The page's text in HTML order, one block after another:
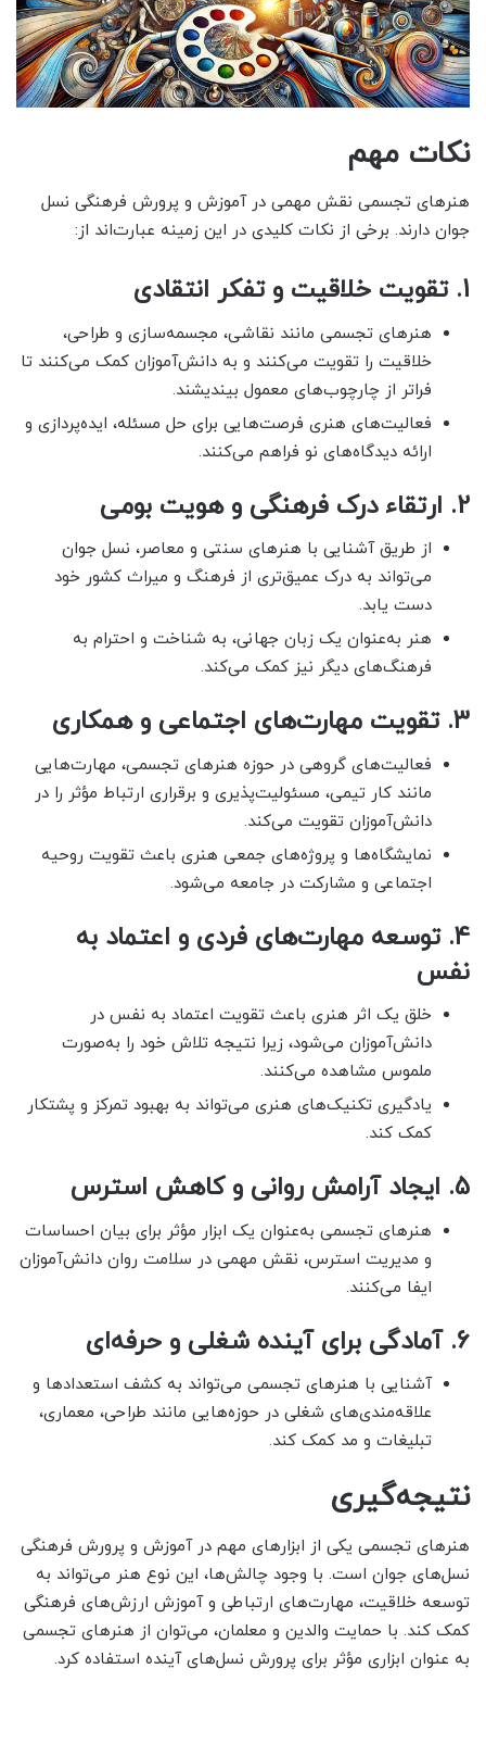
نکات مهم
هنرهای تجسمی نقش مهمی در آموزش و پرورش فرهنگی نسل
جوان دارند. برخی از نکات کلیدی در این زمینه عبارت‌اند از:
1. تقویت خلاقیت و تفکر انتقادی
هنرهای تجسمی مانند نقاشی، مجسمه‌سازی و طراحی،
خلاقیت را تقویت می‌کنند و به دانش‌آموزان کمک می‌کنند تا
فراتر از چارچوب‌های معمول بیندیشند.
فعالیت‌های هنری فرصت‌هایی برای حل مسئله، ایده‌پردازی و
ارائه دیدگاه‌های نو فراهم می‌کنند.
2. ارتقاء درک فرهنگی و هویت بومی
از طریق آشنایی با هنرهای سنتی و معاصر، نسل جوان
می‌تواند به درک عمیق‌تری از فرهنگ و میراث کشور خود
دست یابد.
هنر به‌عنوان یک زبان جهانی، به شناخت و احترام به
فرهنگ‌های دیگر نیز کمک می‌کند.
3. تقویت مهارت‌های اجتماعی و همکاری
فعالیت‌های گروهی در حوزه هنرهای تجسمی، مهارت‌هایی
مانند کار تیمی، مسئولیت‌پذیری و برقراری ارتباط مؤثر را در
دانش‌آموزان تقویت می‌کند.
نمایشگاه‌ها و پروژه‌های جمعی هنری باعث تقویت روحیه
اجتماعی و مشارکت در جامعه می‌شود.
4. توسعه مهارت‌های فردی و اعتماد به
نفس
خلق یک اثر هنری باعث تقویت اعتماد به نفس در
دانش‌آموزان می‌شود، زیرا نتیجه تلاش خود را به‌صورت
ملموس مشاهده می‌کنند.
یادگیری تکنیک‌های هنری می‌تواند به بهبود تمرکز و پشتکار
کمک کند.
5. ایجاد آرامش روانی و کاهش استرس
هنرهای تجسمی به‌عنوان یک ابزار مؤثر برای بیان احساسات
و مدیریت استرس، نقش مهمی در سلامت روان دانش‌آموزان
ایفا می‌کنند.
6. آمادگی برای آینده شغلی و حرفه‌ای
آشنایی با هنرهای تجسمی می‌تواند به کشف استعدادها و
علاقه‌مندی‌های شغلی در حوزه‌هایی مانند طراحی، معماری،
تبلیغات و مد کمک کند.
نتیجه‌گیری
هنرهای تجسمی یکی از ابزارهای مهم در آموزش و پرورش فرهنگی
نسل‌های جوان است. با وجود چالش‌ها، این نوع هنر می‌تواند به
توسعه خلاقیت، مهارت‌های ارتباطی و آموزش ارزش‌های فرهنگی
کمک کند. با حمایت والدین و معلمان، می‌توان از هنرهای تجسمی
به عنوان ابزاری مؤثر برای پرورش نسل‌های آینده استفاده کرد.